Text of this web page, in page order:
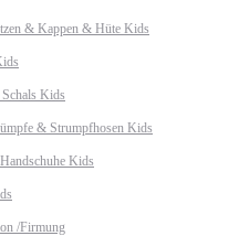
& Kappen & Hüte Kids
Kids
& Strumpfhosen Kids
Kids
/Firmung